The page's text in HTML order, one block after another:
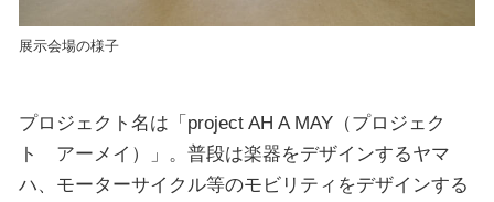
展示会場の様子
プロジェクト名は「project AH A MAY（プロジェク
ト アーメイ）」。普段は楽器をデザインするヤマ
ハ、モーターサイクル等のモビリティをデザインする